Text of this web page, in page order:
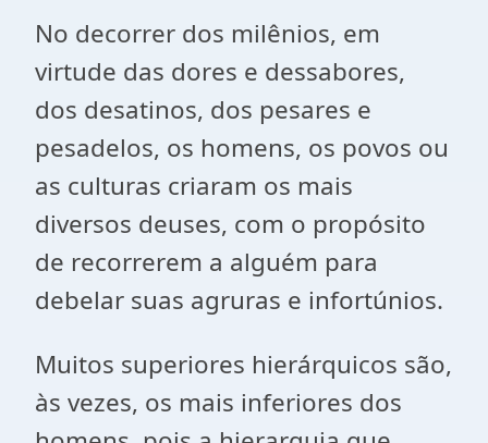
No decorrer dos milênios, em
virtude das dores e dessabores,
dos desatinos, dos pesares e
pesadelos, os homens, os povos ou
as culturas criaram os mais
diversos deuses, com o propósito
de recorrerem a alguém para
debelar suas agruras e infortúnios.
Muitos superiores hierárquicos são,
às vezes, os mais inferiores dos